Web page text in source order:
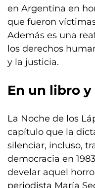
en Argentina en
que fueron
Además es una
los derechos
y la justicia.
En un libro
La Noche de los
capítulo que la
silenciar, incluso,
democracia en
develar aquel
periodista María